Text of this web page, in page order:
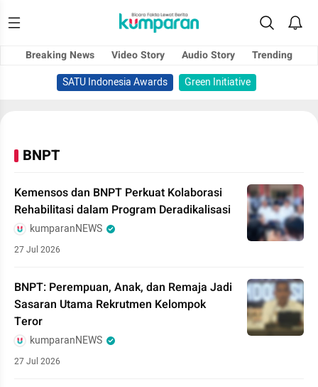
Breaking News Video Story Audio Story
Trending
SATU Indonesia Awards
Green Initiative
BNPT
Kemensos dan BNPT Perkuat Kolaborasi
Rehabilitasi dalam Program Deradikalisasi
kumparanNEWS
27 Jul 2026
BNPT: Perempuan, Anak, dan Remaja Jadi
Sasaran Utama Rekrutmen Kelompok
Teror
kumparanNEWS
27 Jul 2026